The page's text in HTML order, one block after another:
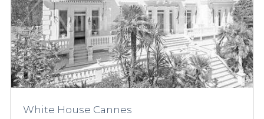
White House Cannes